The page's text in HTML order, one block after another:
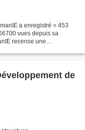
a enregistré = 453
vues depuis sa
recense une
de